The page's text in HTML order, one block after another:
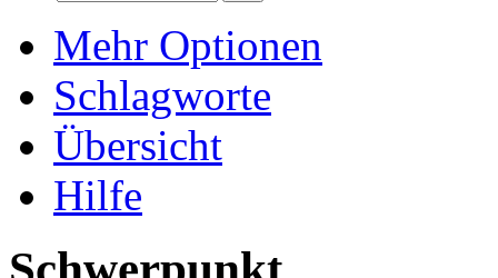
Mehr Optionen
Schlagworte
Übersicht
Hilfe